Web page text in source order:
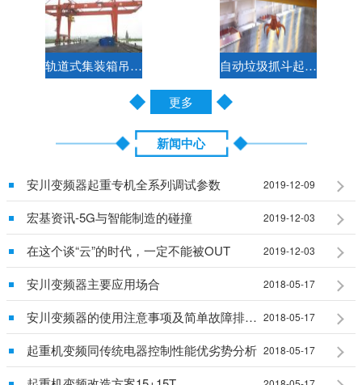
轨道式集装箱吊钩两用门式起重机控制方案 自动垃圾抓斗起重机电气控制方案
更多
新闻中心
安川变频器起重专机全系列调试参数 2019-12-09
宏基资讯-5G与智能制造的碰撞 2019-12-03
在这个谈“云”的时代，一定不能被OUT 2019-12-03
安川变频器主要应用场合 2018-05-17
安川变频器的使用注意事项及简单故障排除说明 2018-05-17
起重机变频同传统电器控制性能优劣势分析 2018-05-17